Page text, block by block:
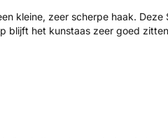
kleine, zeer scherpe haak.
blijft het kunstaas zeer goed